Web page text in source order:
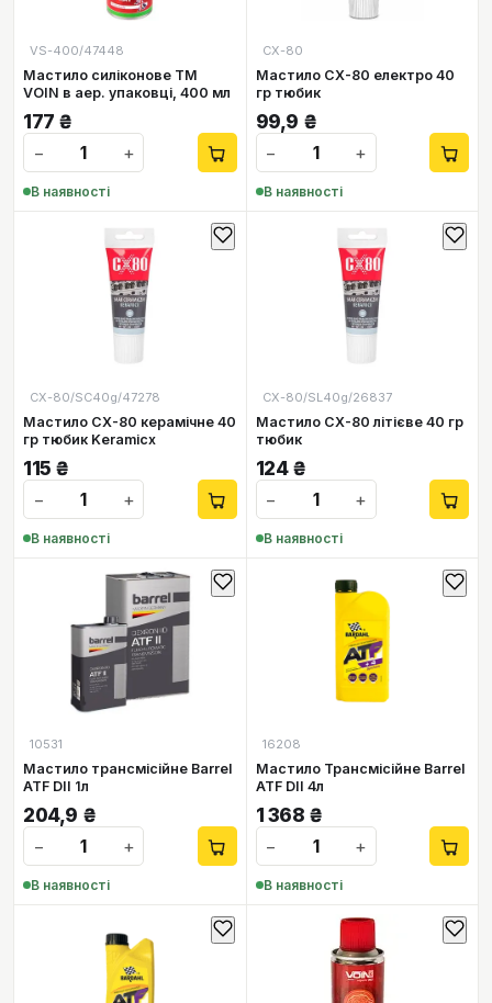
VS-400/47448
Мастило силіконове ТМ
VOIN в аер. упаковці, 400 мл
177 ₴
−
+
В наявності
СХ-80
Мастило СХ-80 електро 40
гр тюбик
99,9 ₴
−
+
В наявності
CX-80/SC40g/47278
Мастило СХ-80 керамічне 40
гр тюбик Keramicx
115 ₴
−
+
В наявності
CX-80/SL40g/26837
Мастило СХ-80 літієве 40 гр
тюбик
124₴
−
+
В наявності
10531
Мастило трансмісійне Barrel
ATF DII 1л
204,9 ₴
−
+
В наявності
16208
Мастило Трансмісійне Barrel
ATF DII 4л
1 368 ₴
−
+
В наявності